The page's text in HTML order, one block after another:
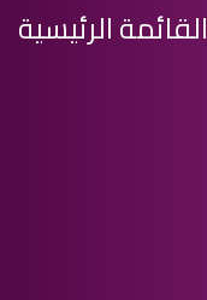
القائمة الرئيسية